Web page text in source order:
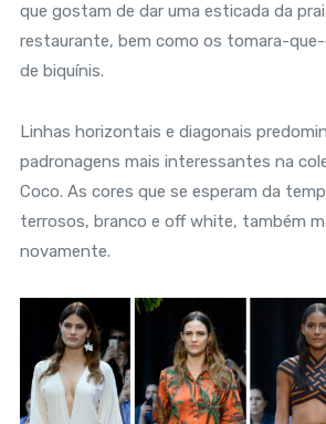
que gostam de dar uma esticada da
restaurante, bem como os tomara-
de biquínis.
Linhas horizontais e diagonais
padronagens mais interessantes na
Coco. As cores que se esperam da
terrosos, branco e off white, também
novamente.